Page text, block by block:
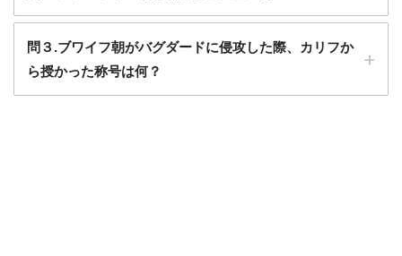
問３.ブワイフ朝がバグダードに侵攻した際、カリフか
ら授かった称号は何？